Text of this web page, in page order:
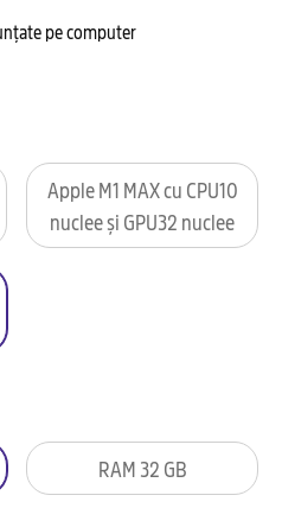
pe computer
Apple M1 MAX cu CPU10
nuclee și GPU32 nuclee
RAM 32 GB